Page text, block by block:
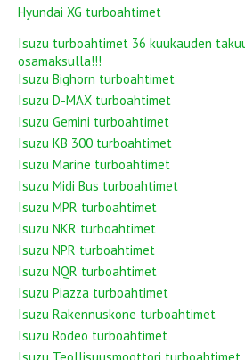
Hyundai XG turboahtimet
Isuzu turboahtimet 36 kuukauden
osamaksulla!!!
Isuzu Bighorn turboahtimet
Isuzu D-MAX turboahtimet
Isuzu Gemini turboahtimet
Isuzu KB 300 turboahtimet
Isuzu Marine turboahtimet
Isuzu Midi Bus turboahtimet
Isuzu MPR turboahtimet
Isuzu NKR turboahtimet
Isuzu NPR turboahtimet
Isuzu NQR turboahtimet
Isuzu Piazza turboahtimet
Isuzu Rakennuskone turboahtimet
Isuzu Rodeo turboahtimet